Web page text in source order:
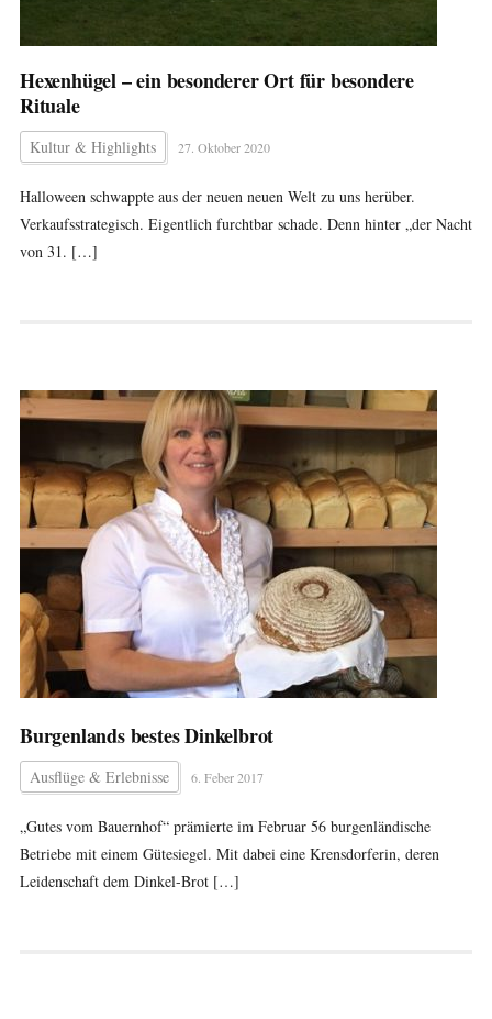
Hexenhügel – ein besonderer Ort für besondere
Rituale
Kultur & Highlights 27. Oktober 2020
Halloween schwappte aus der neuen neuen Welt zu uns herüber.
Verkaufsstrategisch. Eigentlich furchtbar schade. Denn hinter „der Nacht
von 31. […]
Burgenlands bestes Dinkelbrot
Ausflüge & Erlebnisse 6. Feber 2017
„Gutes vom Bauernhof“ prämierte im Februar 56 burgenländische
Betriebe mit einem Gütesiegel. Mit dabei eine Krensdorferin, deren
Leidenschaft dem Dinkel-Brot […]